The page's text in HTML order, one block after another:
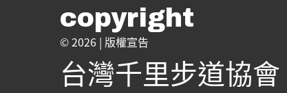
copyright
© 2026 | 版權宣告
台灣千里步道協會